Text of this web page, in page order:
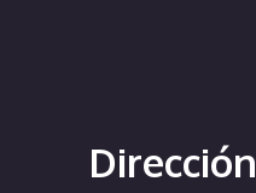
Dirección